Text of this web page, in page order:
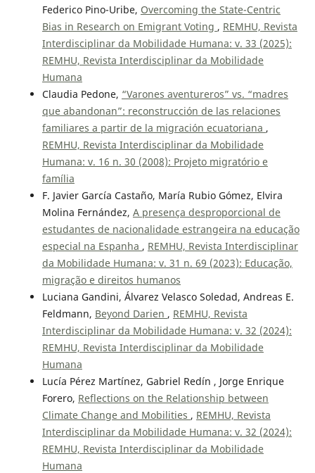
Federico Pino-Uribe, Overcoming the State-Centric
Bias in Research on Emigrant Voting , REMHU, Revista
Interdisciplinar da Mobilidade Humana: v. 33 (2025):
REMHU, Revista Interdisciplinar da Mobilidade
Humana
Claudia Pedone, “Varones aventureros” vs. “madres
que abandonan”: reconstrucción de las relaciones
familiares a partir de la migración ecuatoriana ,
REMHU, Revista Interdisciplinar da Mobilidade
Humana: v. 16 n. 30 (2008): Projeto migratório e
família
F. Javier García Castaño, María Rubio Gómez, Elvira
Molina Fernández, A presença desproporcional de
estudantes de nacionalidade estrangeira na educação
especial na Espanha , REMHU, Revista Interdisciplinar
da Mobilidade Humana: v. 31 n. 69 (2023): Educação,
migração e direitos humanos
Luciana Gandini, Álvarez Velasco Soledad, Andreas E.
Feldmann, Beyond Darien , REMHU, Revista
Interdisciplinar da Mobilidade Humana: v. 32 (2024):
REMHU, Revista Interdisciplinar da Mobilidade
Humana
Lucía Pérez Martínez, Gabriel Redín , Jorge Enrique
Forero, Reflections on the Relationship between
Climate Change and Mobilities , REMHU, Revista
Interdisciplinar da Mobilidade Humana: v. 32 (2024):
REMHU, Revista Interdisciplinar da Mobilidade
Humana